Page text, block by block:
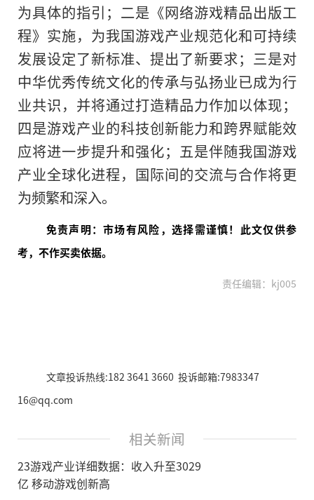
为具体的指引；二是《网络游戏精品出版工
程》实施，为我国游戏产业规范化和可持续
发展设定了新标准、提出了新要求；三是对
中华优秀传统文化的传承与弘扬业已成为行
业共识，并将通过打造精品力作加以体现；
四是游戏产业的科技创新能力和跨界赋能效
应将进一步提升和强化；五是伴随我国游戏
产业全球化进程，国际间的交流与合作将更
为频繁和深入。
免责声明：市场有风险，选择需谨慎！此文仅供参
考，不作买卖依据。
责任编辑：kj005
文章投诉热线:182 3641 3660 投诉邮箱:7983347
16@qq.com
相关新闻
23游戏产业详细数据：收入升至3029
亿 移动游戏创新高